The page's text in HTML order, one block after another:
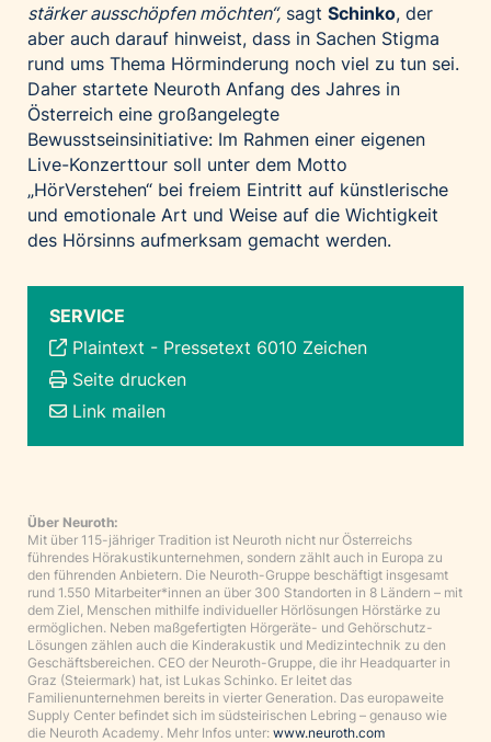
stärker ausschöpfen möchten“, sagt Schinko, der
aber auch darauf hinweist, dass in Sachen Stigma
rund ums Thema Hörminderung noch viel zu tun sei.
Daher startete Neuroth Anfang des Jahres in
Österreich eine großangelegte
Bewusstseinsinitiative: Im Rahmen einer eigenen
Live-Konzerttour soll unter dem Motto
„HörVerstehen“ bei freiem Eintritt auf künstlerische
und emotionale Art und Weise auf die Wichtigkeit
des Hörsinns aufmerksam gemacht werden.
SERVICE
Plaintext - Pressetext 6010 Zeichen
Seite drucken
Link mailen
Über Neuroth:
Mit über 115-jähriger Tradition ist Neuroth nicht nur Österreichs
führendes Hörakustikunternehmen, sondern zählt auch in Europa zu
den führenden Anbietern. Die Neuroth-Gruppe beschäftigt insgesamt
rund 1.550 Mitarbeiter*innen an über 300 Standorten in 8 Ländern – mit
dem Ziel, Menschen mithilfe individueller Hörlösungen Hörstärke zu
ermöglichen. Neben maßgefertigten Hörgeräte- und Gehörschutz-
Lösungen zählen auch die Kinderakustik und Medizintechnik zu den
Geschäftsbereichen. CEO der Neuroth-Gruppe, die ihr Headquarter in
Graz (Steiermark) hat, ist Lukas Schinko. Er leitet das
Familienunternehmen bereits in vierter Generation. Das europaweite
Supply Center befindet sich im südsteirischen Lebring – genauso wie
die Neuroth Academy. Mehr Infos unter: www.neuroth.com